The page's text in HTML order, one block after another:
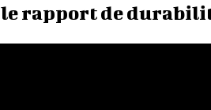
rapport de